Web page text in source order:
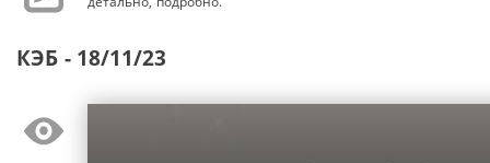
КЭБ - 18/11/23